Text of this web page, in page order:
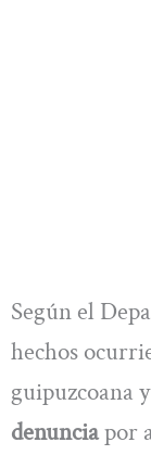
Según el
hechos
guipuzcoana y
denunciapor